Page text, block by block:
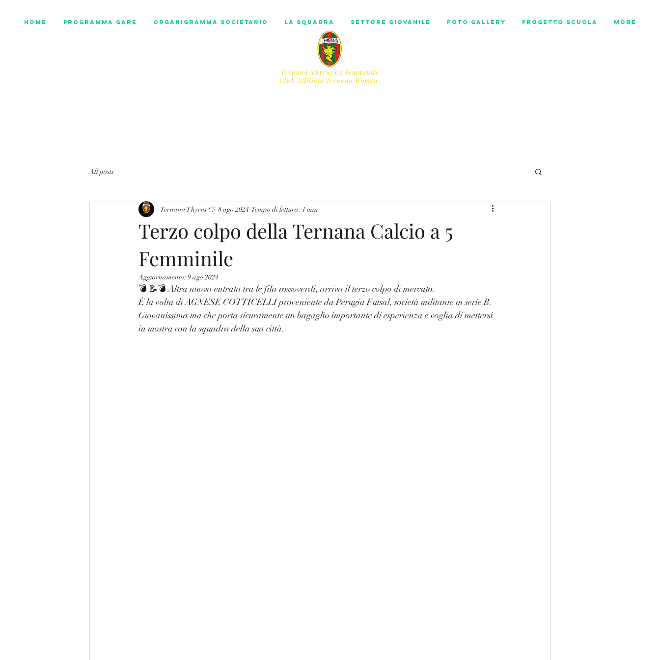
Home Programma gare Organigramma societario La squadra Settore Giovanile Foto Gallery Progetto scuola More
Ternana Thyrus C5 Femminile
​Club Affiliato Ternana Women
All posts
Terzo colpo della Ternana Calcio a 5
Femminile
Ternana Thyrus C5 8 ago 2024 Tempo di lettura: 1 min
Aggiornamento: 9 ago 2024
💣 📝💣 Altra nuova entrata tra le fila rossoverdi, arriva il terzo colpo di mercato.
È la volta di AGNESE COTTICELLI proveniente da Perugia Futsal, società militante in serie B.
Giovanissima ma che porta sicuramente un bagaglio importante di esperienza e voglia di mettersi
in mostra con la squadra della sua città.